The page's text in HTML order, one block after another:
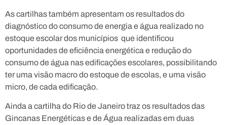
As cartilhas também apresentam os resultados do
diagnóstico do consumo de energia e água realizado no
estoque escolar dos municípios que identificou
oportunidades de eficiência energética e redução do
consumo de água nas edificações escolares, possibilitando
ter uma visão macro do estoque de escolas, e uma visão
micro, de cada edificação.
Ainda a cartilha do Rio de Janeiro traz os resultados das
Gincanas Energéticas e de Água realizadas em duas